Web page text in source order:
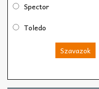
Spector
Toledo
Szavazok